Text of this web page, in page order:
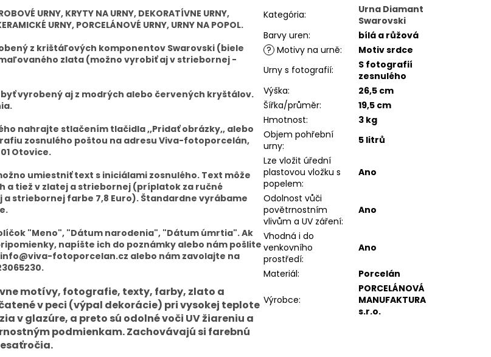
URNY, KRYTY NA URNY, DEKORATÍVNE URNY,
URNY, PORCELÁNOVÉ URNY, URNY NA POPOL.
z krištáľových komponentov Swarovski (biele
zlata (možno vyrobiť aj v striebornej -
vyrobený aj z modrých alebo červených kryštálov.
nahrajte stlačením tlačidla ,,Pridať obrázky,, alebo
zosnulého poštou na adresu Viva-fotoporcelán,
Otovice.
umiestniť text s iniciálami zosnulého. Text môže
a tiež v zlatej a striebornej (príplatok za ručné
striebornej farbe 7,8 Euro). Štandardne vyrábame
"Meno", "Dátum narodenia", "Dátum úmrtia". Ak
napíšte ich do poznámky alebo nám pošlite
fotoporcelan.cz alebo nám zavolajte na
motívy, fotografie, texty, farby, zlato a
v peci (výpal dekorácie) pri vysokej teplote
v glazúre, a preto sú odolné voči UV žiareniu a
podmienkam. Zachovávajú si farebnú
Kategória:
Urna Diamant
Swarovski
Barvy uren:
bílá a růžová
? Motivy na urně:
Motiv srdce
Urny s fotografií:
S fotografií
zesnulého
Výška:
26,5 cm
Šířka/průměr:
19,5 cm
Hmotnost:
3 kg
Objem pohřební
urny:
5 litrů
Lze vložit úřední
plastovou vložku s
popelem:
Ano
Odolnost vůči
povětrnostním
vlivům a UV záření:
Ano
Vhodná i do
venkovního
prostředí:
Ano
Materiál: Porcelán
Výrobce:
PORCELÁNOVÁ
MANUFAKTURA
s.r.o.